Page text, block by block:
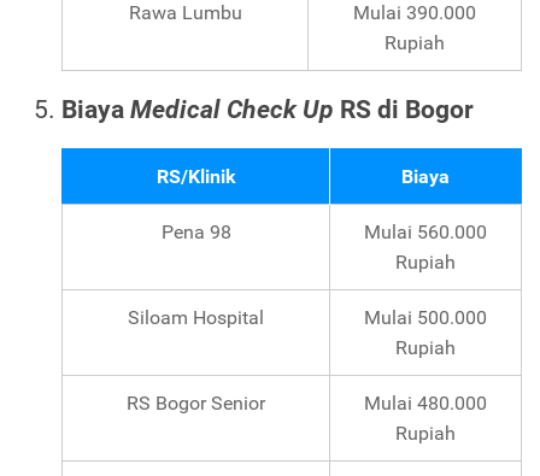
Rawa Lumbu
Mulai 390.000
Rupiah
Biaya Medical Check Up RS di Bogor
RS/Klinik Biaya
Pena 98
Mulai 560.000
Rupiah
Siloam Hospital
Mulai 500.000
Rupiah
RS Bogor Senior
Mulai 480.000
Rupiah